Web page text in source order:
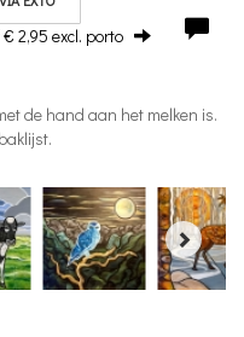
2,95 excl. porto
de hand aan het melken is.